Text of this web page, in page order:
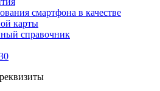
смартфона в качестве
карты
справочник